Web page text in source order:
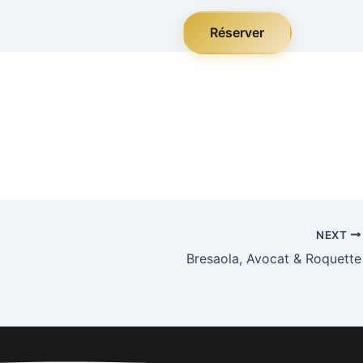
Réserver
NEXT
Bresaola, Avocat & Roquette